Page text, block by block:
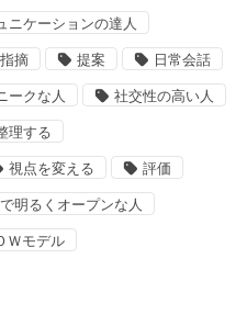
ニケーションの達人
指摘 提案 日常会話
ークな人 社交性の高い人
理する
視点を変える 評価
明るくオープンな人
Ｗモデル